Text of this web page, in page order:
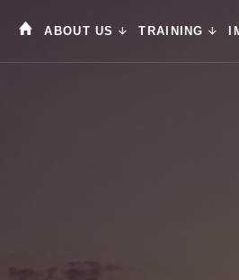
ABOUT US TRAINING